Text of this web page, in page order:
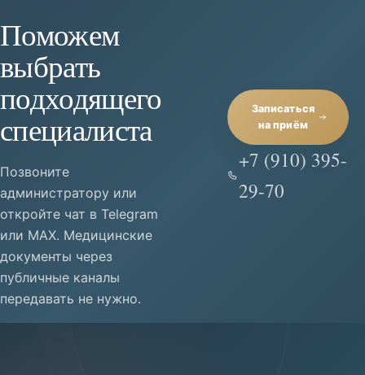
Поможем
выбрать
подходящего
специалиста
Позвоните
администратору или
откройте чат в Telegram
или MAX. Медицинские
документы через
публичные каналы
передавать не нужно.
Записаться
на приём
+7 (910) 395-
29-70